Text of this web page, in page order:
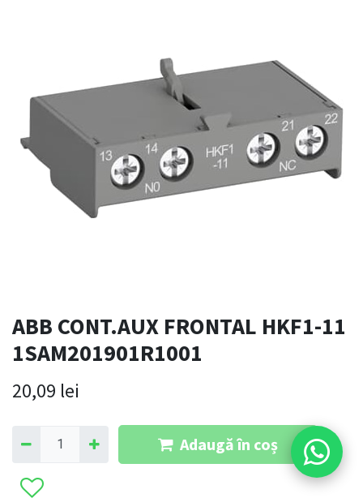
ABB CONT.AUX FRONTAL HKF1-11
1SAM201901R1001
20,09 lei
Adaugă în coș